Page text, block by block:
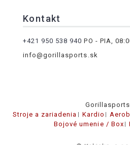
Kontakt
+421 950 538 940 PO - PIA,
info@gorillasports.sk
Stroje a zariadenia
Kardio
Bojové umenie / Box